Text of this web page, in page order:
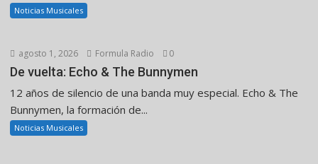
Noticias Musicales
agosto 1, 2026 Formula Radio 0
De vuelta: Echo & The Bunnymen
12 años de silencio de una banda muy especial. Echo & The
Bunnymen, la formación de...
Noticias Musicales